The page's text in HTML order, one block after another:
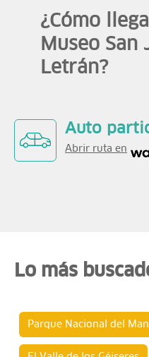
¿Cómo
Museo San
Letrán?
Auto
Abrir ruta en
Lo más
Parque Nacional del